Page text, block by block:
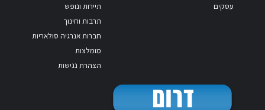
עסקים
תיירות ונופש
תרבות וחינוך
חברות אנרגיה סולאריות
מומלצות
הצהרת נגישות